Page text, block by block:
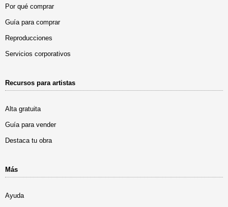
Por qué comprar
Guía para comprar
Reproducciones
Servicios corporativos
Recursos para artistas
Alta gratuita
Guía para vender
Destaca tu obra
Más
Ayuda